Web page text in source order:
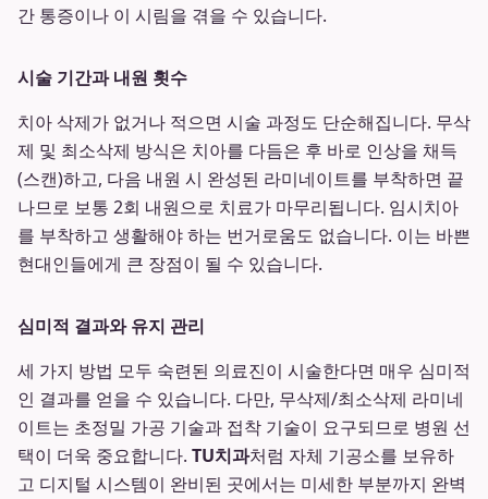
간 통증이나 이 시림을 겪을 수 있습니다.
시술 기간과 내원 횟수
치아 삭제가 없거나 적으면 시술 과정도 단순해집니다. 무삭
제 및 최소삭제 방식은 치아를 다듬은 후 바로 인상을 채득
(스캔)하고, 다음 내원 시 완성된 라미네이트를 부착하면 끝
나므로 보통 2회 내원으로 치료가 마무리됩니다. 임시치아
를 부착하고 생활해야 하는 번거로움도 없습니다. 이는 바쁜
현대인들에게 큰 장점이 될 수 있습니다.
심미적 결과와 유지 관리
세 가지 방법 모두 숙련된 의료진이 시술한다면 매우 심미적
인 결과를 얻을 수 있습니다. 다만, 무삭제/최소삭제 라미네
이트는 초정밀 가공 기술과 접착 기술이 요구되므로 병원 선
택이 더욱 중요합니다. TU치과처럼 자체 기공소를 보유하
고 디지털 시스템이 완비된 곳에서는 미세한 부분까지 완벽